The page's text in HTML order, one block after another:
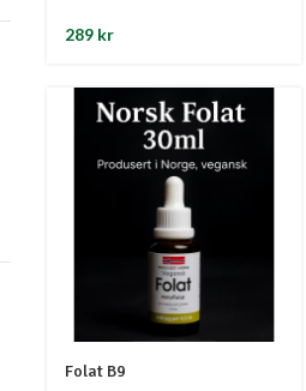
289 kr
Folat B9